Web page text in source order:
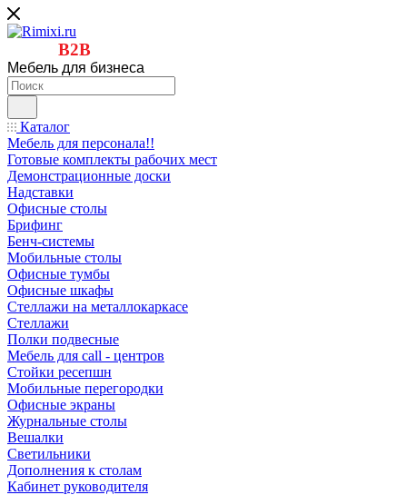
B2B
Мебель для бизнеса
Каталог
Мебель для персонала!!
Готовые комплекты рабочих мест
Демонстрационные доски
Надставки
Офисные столы
Брифинг
Бенч-системы
Мобильные столы
Офисные тумбы
Офисные шкафы
Стеллажи на металлокаркасе
Стеллажи
Полки подвесные
Мебель для call - центров
Стойки ресепшн
Мобильные перегородки
Офисные экраны
Журнальные столы
Вешалки
Светильники
Дополнения к столам
Кабинет руководителя